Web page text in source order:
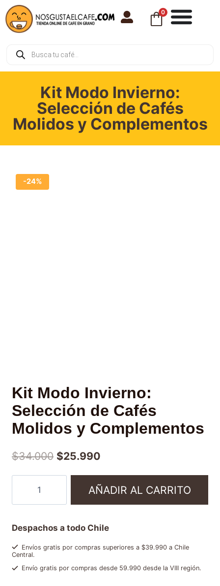
0
Kit Modo Invierno:
Selección de Cafés
Molidos y Complementos
-24%
Kit Modo Invierno:
Selección de Cafés
Molidos y Complementos
$34.000 $25.990
AÑADIR AL CARRITO
Despachos a todo Chile
Envíos gratis por compras superiores a $39.990 a Chile
Central.
Envío gratis por compras desde 59.990 desde la VIII región.